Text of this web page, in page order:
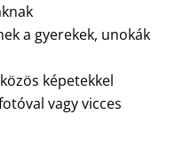
a gyerekek, unokák
képetekkel
vagy vicces